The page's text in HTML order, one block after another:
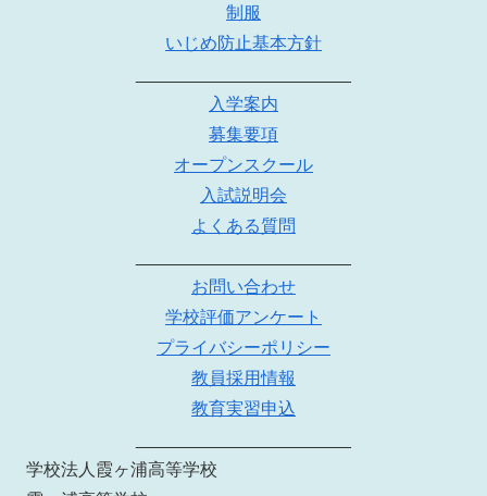
制服
いじめ防止基本方針
入学案内
募集要項
オープンスクール
入試説明会
よくある質問
お問い合わせ
学校評価アンケート
プライバシーポリシー
教員採用情報
教育実習申込
学校法人霞ヶ浦高等学校